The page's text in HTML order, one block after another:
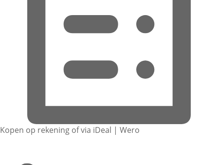
Kopen op rekening of via iDeal | Wero